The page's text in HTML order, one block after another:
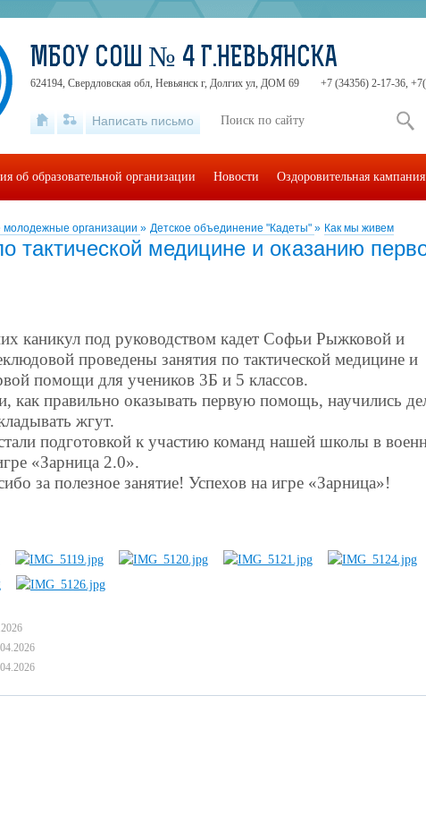
молодежные организации » Детское объединение "Кадеты" » Как мы живем
тактической медицине и оказанию
каникул под руководством кадет Софьи Рыжковой и
проведены занятия по тактической медицине и
помощи для учеников 3Б и 5 классов.
как правильно оказывать первую помощь, научились
жгут.
подготовкой к участию команд нашей школы в
«Зарница 2.0».
за полезное занятие! Успехов на игре «Зарница»!
МБОУ СОШ № 4 Г.НЕВЬЯНСКА
624194, Свердловская обл, Невьянск г, Долгих ул, ДОМ 69 +7 (34356) 2-17-36,
Написать письмо
об образовательной организации Новости Оздоровительная кампания